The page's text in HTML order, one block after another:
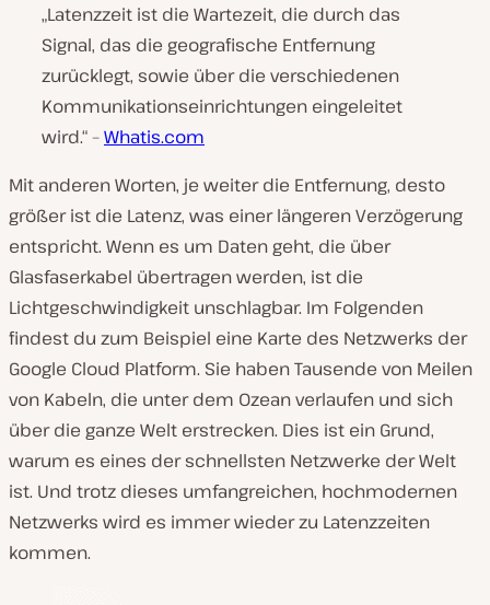
„Latenzzeit ist die Wartezeit, die durch das
Signal, das die geografische Entfernung
zurücklegt, sowie über die verschiedenen
Kommunikationseinrichtungen eingeleitet
wird.“ –Whatis.com
Mit anderen Worten, je weiter die Entfernung, desto
größer ist die Latenz, was einer längeren Verzögerung
entspricht. Wenn es um Daten geht, die über
Glasfaserkabel übertragen werden, ist die
Lichtgeschwindigkeit unschlagbar. Im Folgenden
findest du zum Beispiel eine Karte des Netzwerks der
Google Cloud Platform. Sie haben Tausende von Meilen
von Kabeln, die unter dem Ozean verlaufen und sich
über die ganze Welt erstrecken. Dies ist ein Grund,
warum es eines der schnellsten Netzwerke der Welt
ist. Und trotz dieses umfangreichen, hochmodernen
Netzwerks wird es immer wieder zu Latenzzeiten
kommen.